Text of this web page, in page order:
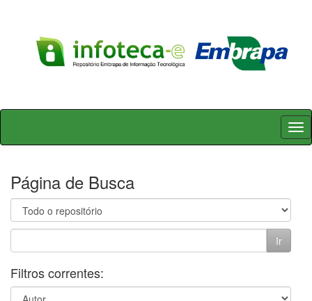
Skip
Página de Busca
Filtros correntes: